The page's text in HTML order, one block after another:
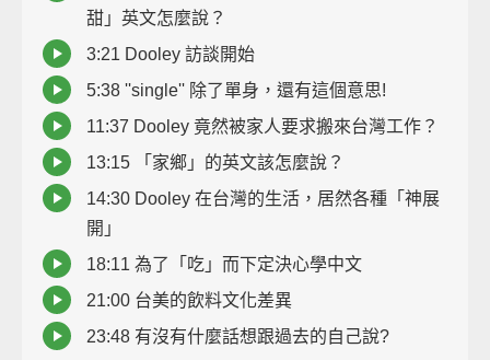
甜」英文怎麼說？
3:21 Dooley 訪談開始
5:38 ''single'' 除了單身，還有這個意思!
11:37 Dooley 竟然被家人要求搬來台灣工作？
13:15 「家鄉」的英文該怎麼說？
14:30 Dooley 在台灣的生活，居然各種「神展
開」
18:11 為了「吃」而下定決心學中文
21:00 台美的飲料文化差異
23:48 有沒有什麼話想跟過去的自己說?